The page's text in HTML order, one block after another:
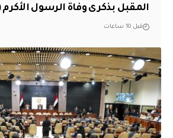
المقبل بذكرى وفاة الرسول
قبل 10 ساعات